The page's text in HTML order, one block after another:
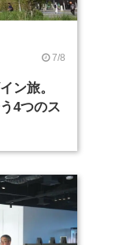
7/8
ン旅。
4つのス